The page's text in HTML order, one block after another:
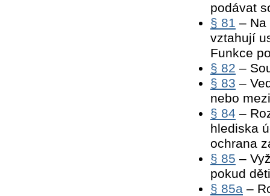
podávat
§ 81 – Na
vztahují
Funkce
§ 82 –
§ 83 –
nebo
§ 84 –
hlediska
ochrana
§ 85 –
pokud
§ 85a–